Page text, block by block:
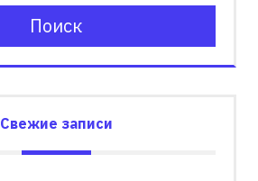
Поиск
Свежие записи